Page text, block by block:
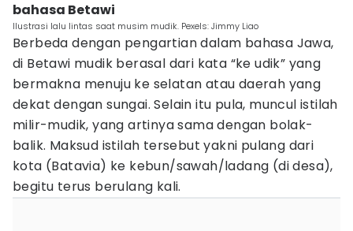
bahasa Betawi
Ilustrasi lalu lintas saat musim mudik. Pexels: Jimmy Liao
Berbeda dengan pengartian dalam bahasa Jawa,
di Betawi mudik berasal dari kata “ke udik” yang
bermakna menuju ke selatan atau daerah yang
dekat dengan sungai. Selain itu pula, muncul istilah
milir-mudik, yang artinya sama dengan bolak-
balik. Maksud istilah tersebut yakni pulang dari
kota (Batavia) ke kebun/sawah/ladang (di desa),
begitu terus berulang kali.